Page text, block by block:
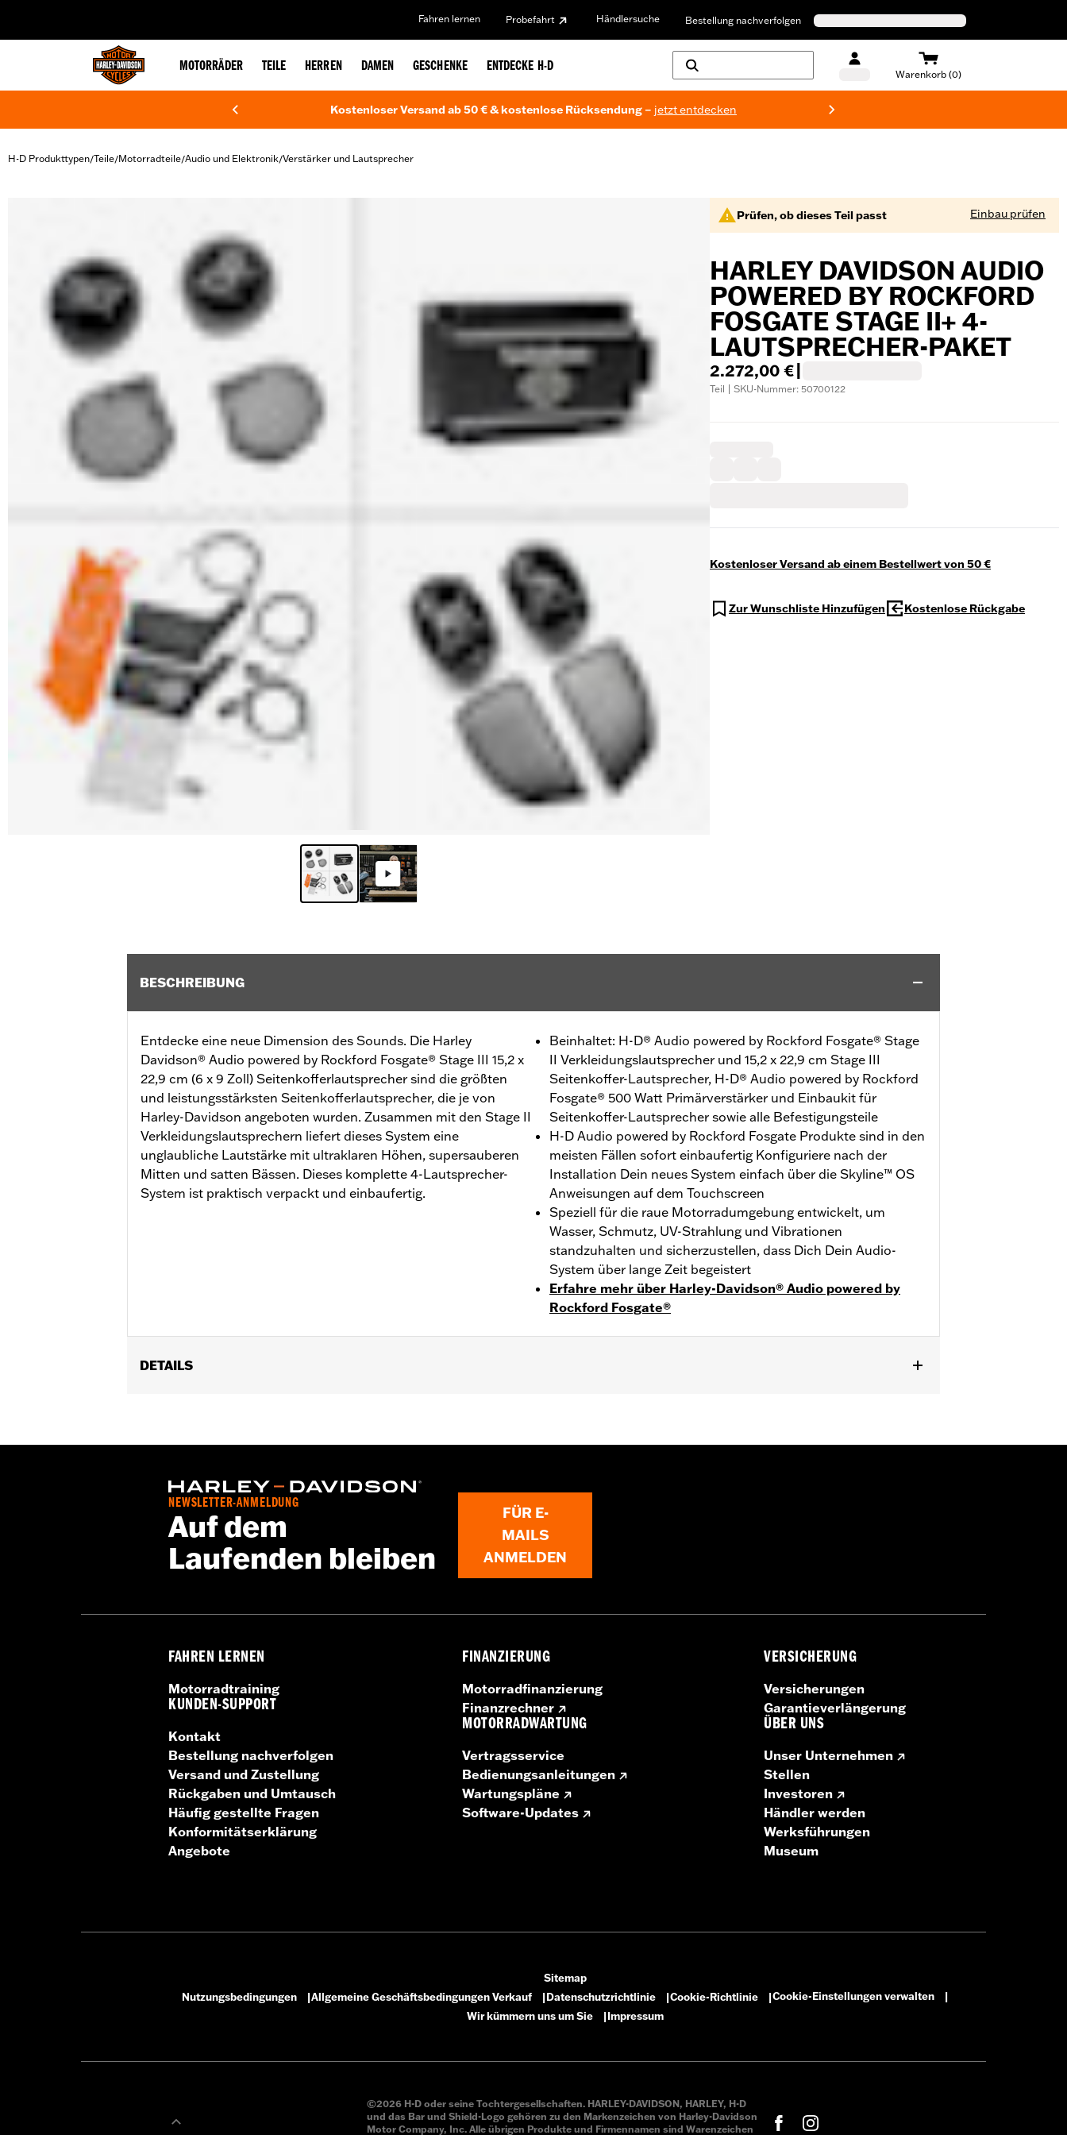
Fahren lernen Probefahrt Händlersuche Bestellung nachverfolgen
MOTORRÄDER TEILE HERREN DAMEN GESCHENKE ENTDECKE H-D
Warenkorb (0)
Kostenloser Versand ab 50 € & kostenlose Rücksendung – jetzt entdecken
H-D Produkttypen/Teile/Motorradteile/Audio und Elektronik/Verstärker und Lautsprecher
Prüfen, ob dieses Teil passt Einbau prüfen
HARLEY DAVIDSON AUDIO
POWERED BY ROCKFORD
FOSGATE STAGE II+ 4-
LAUTSPRECHER-PAKET
2.272,00 €
Teil | SKU-Nummer: 50700122
Kostenloser Versand ab einem Bestellwert von 50 €
Zur Wunschliste Hinzufügen Kostenlose Rückgabe
BESCHREIBUNG
Entdecke eine neue Dimension des Sounds. Die Harley
Davidson® Audio powered by Rockford Fosgate® Stage III 15,2 x
22,9 cm (6 x 9 Zoll) Seitenkofferlautsprecher sind die größten
und leistungsstärksten Seitenkofferlautsprecher, die je von
Harley-Davidson angeboten wurden. Zusammen mit den Stage II
Verkleidungslautsprechern liefert dieses System eine
unglaubliche Lautstärke mit ultraklaren Höhen, supersauberen
Mitten und satten Bässen. Dieses komplette 4-Lautsprecher-
System ist praktisch verpackt und einbaufertig.
Beinhaltet: H-D® Audio powered by Rockford Fosgate® Stage
II Verkleidungslautsprecher und 15,2 x 22,9 cm Stage III
Seitenkoffer-Lautsprecher, H-D® Audio powered by Rockford
Fosgate® 500 Watt Primärverstärker und Einbaukit für
Seitenkoffer-Lautsprecher sowie alle Befestigungsteile
H-D Audio powered by Rockford Fosgate Produkte sind in den
meisten Fällen sofort einbaufertig Konfiguriere nach der
Installation Dein neues System einfach über die Skyline™ OS
Anweisungen auf dem Touchscreen
Speziell für die raue Motorradumgebung entwickelt, um
Wasser, Schmutz, UV-Strahlung und Vibrationen
standzuhalten und sicherzustellen, dass Dich Dein Audio-
System über lange Zeit begeistert
Erfahre mehr über Harley-Davidson® Audio powered by
Rockford Fosgate®
DETAILS
GARANTIE:1 Jahr beschränkte Garantie – Alle Details dazu aufwww.h-d.com/warranty
NEWSLETTER-ANMELDUNG
Auf dem
Laufenden bleiben
FÜR E-
MAILS
ANMELDEN
FAHREN LERNEN
Motorradtraining
KUNDEN-SUPPORT
Kontakt
Bestellung nachverfolgen
Versand und Zustellung
Rückgaben und Umtausch
Häufig gestellte Fragen
Konformitätserklärung
Angebote
FINANZIERUNG
Motorradfinanzierung
Finanzrechner
MOTORRADWARTUNG
Vertragsservice
Bedienungsanleitungen
Wartungspläne
Software-Updates
VERSICHERUNG
Versicherungen
Garantieverlängerung
ÜBER UNS
Unser Unternehmen
Stellen
Investoren
Händler werden
Werksführungen
Museum
Sitemap
Nutzungsbedingungen
Allgemeine Geschäftsbedingungen Verkauf Datenschutzrichtlinie Cookie-Richtlinie Cookie-Einstellungen verwalten
Wir kümmern uns um Sie
Impressum
©2026 H-D oder seine Tochtergesellschaften. HARLEY-DAVIDSON, HARLEY, H-D
und das Bar und Shield-Logo gehören zu den Markenzeichen von Harley-Davidson
Motor Company, Inc. Alle übrigen Produkte und Firmennamen sind Warenzeichen